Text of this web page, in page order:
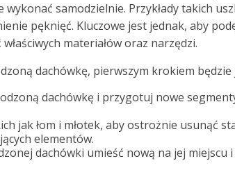
wykonać samodzielnie. Przykłady takich
pęknięć. Kluczowe jest jednak, aby
materiałów oraz narzędzi.
dachówkę, pierwszym krokiem
dachówkę i przygotuj nowe
jak łom i młotek, aby ostrożnie usunąć
elementów.
dachówki umieść nową na jej miejscu